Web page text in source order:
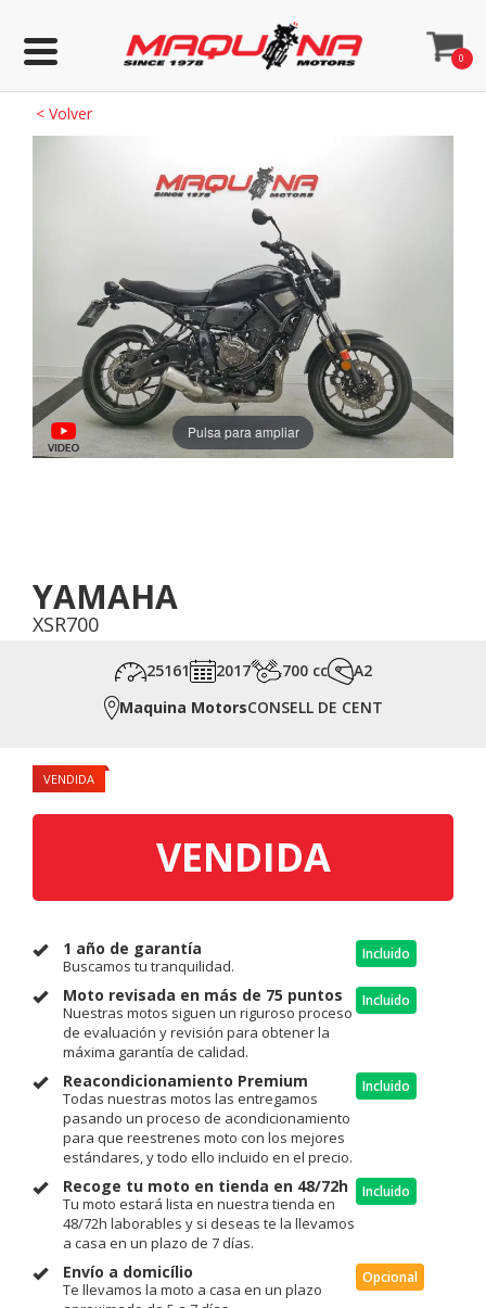
0
< Volver
Pulsa para ampliar
YAMAHA
XSR700
25161 2017 700 cc
A2
Maquina MotorsCONSELL DE CENT
VENDIDA
VENDIDA
1 año de garantía
Buscamos tu tranquilidad.
Incluido
Moto revisada en más de 75 puntos
Nuestras motos siguen un riguroso proceso
de evaluación y revisión para obtener la
máxima garantía de calidad.
Incluido
Reacondicionamiento Premium
Todas nuestras motos las entregamos
pasando un proceso de acondicionamiento
para que reestrenes moto con los mejores
estándares, y todo ello incluido en el precio.
Incluido
Recoge tu moto en tienda en 48/72h
Tu moto estará lista en nuestra tienda en
48/72h laborables y si deseas te la llevamos
a casa en un plazo de 7 días.
Incluido
Envío a domicílio
Te llevamos la moto a casa en un plazo
Opcional